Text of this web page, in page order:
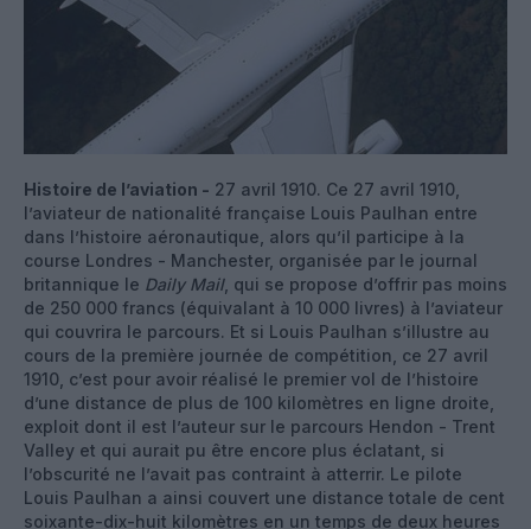
Histoire de l’aviation - 27 avril 1910. Ce 27 avril 1910,
l’aviateur de nationalité française Louis Paulhan entre
dans l’histoire aéronautique, alors qu’il participe à la
course Londres - Manchester, organisée par le journal
britannique le Daily Mail, qui se propose d’offrir pas moins
de 250 000 francs (équivalant à 10 000 livres) à l’aviateur
qui couvrira le parcours. Et si Louis Paulhan s’illustre au
cours de la première journée de compétition, ce 27 avril
1910, c’est pour avoir réalisé le premier vol de l’histoire
d’une distance de plus de 100 kilomètres en ligne droite,
exploit dont il est l’auteur sur le parcours Hendon - Trent
Valley et qui aurait pu être encore plus éclatant, si
l’obscurité ne l’avait pas contraint à atterrir. Le pilote
Louis Paulhan a ainsi couvert une distance totale de cent
soixante-dix-huit kilomètres en un temps de deux heures